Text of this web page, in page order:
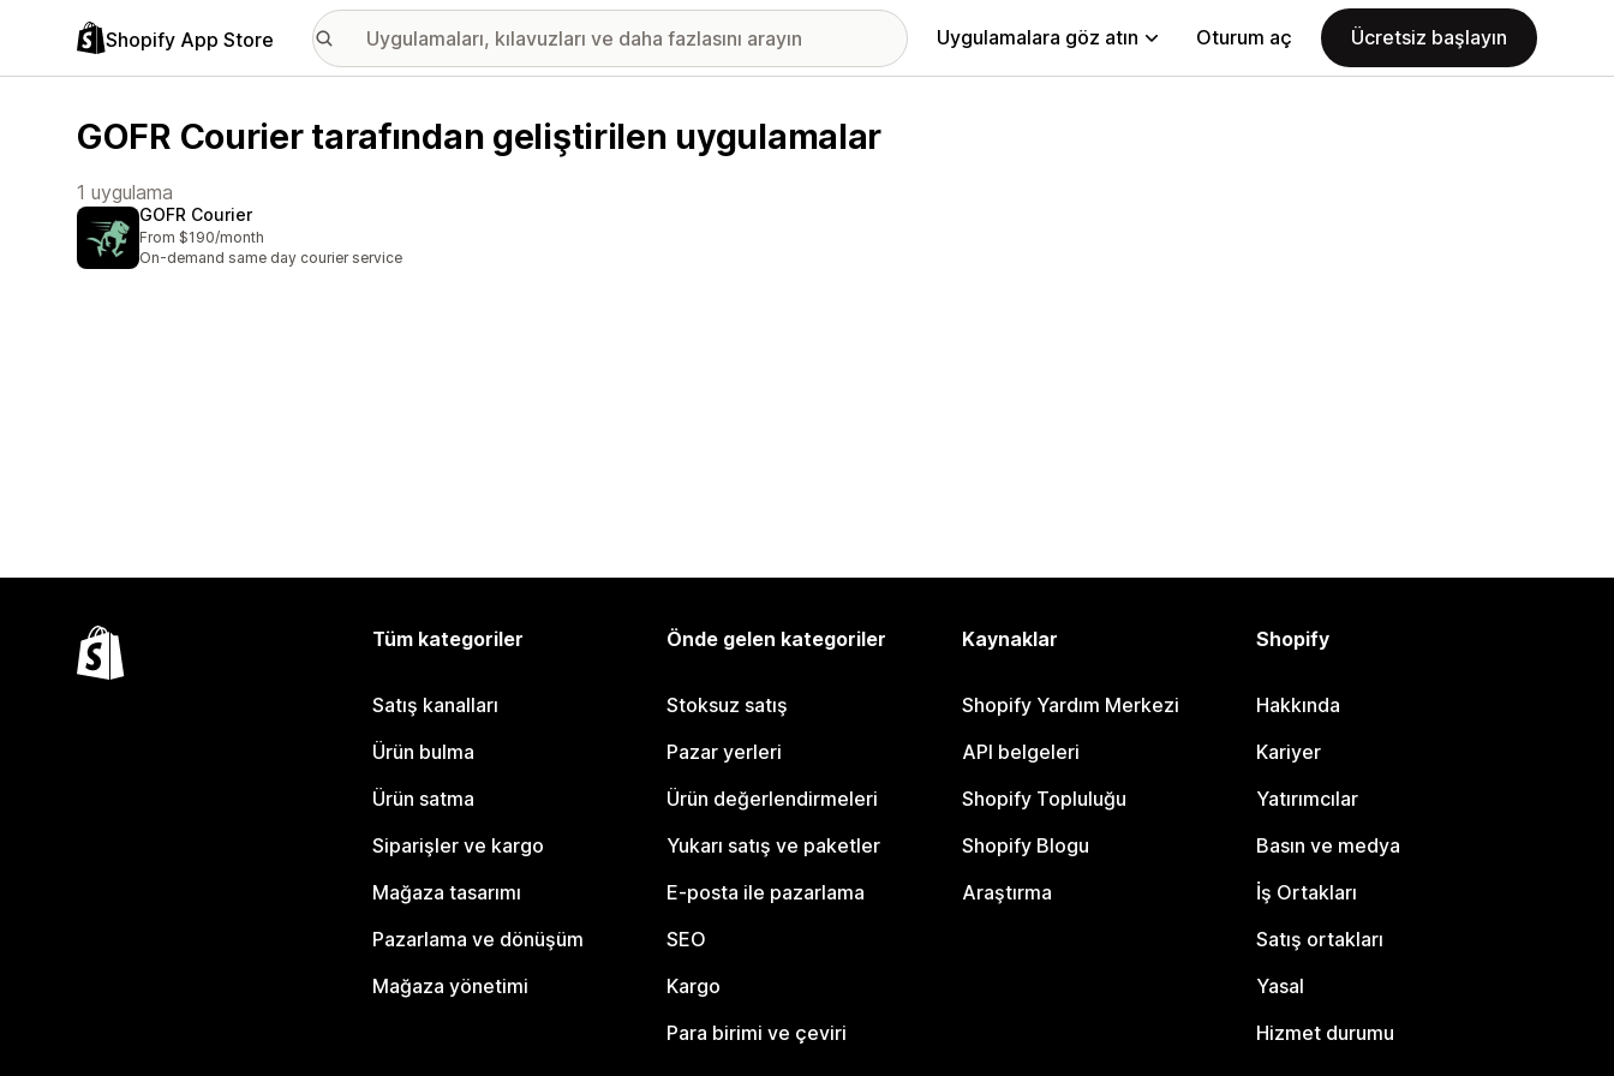
Shopify App Store Uygulamalara göz atın Oturum aç Ücretsiz başlayın
GOFR Courier tarafından geliştirilen uygulamalar
1 uygulama
GOFR Courier
From $190/month
On-demand same day courier service
Tüm kategoriler
Satış kanalları
Ürün bulma
Ürün satma
Siparişler ve kargo
Mağaza tasarımı
Pazarlama ve dönüşüm
Mağaza yönetimi
Önde gelen kategoriler
Stoksuz satış
Pazar yerleri
Ürün değerlendirmeleri
Yukarı satış ve paketler
E-posta ile pazarlama
SEO
Kargo
Para birimi ve çeviri
Kaynaklar
Shopify Yardım Merkezi
API belgeleri
Shopify Topluluğu
Shopify Blogu
Araştırma
Shopify
Hakkında
Kariyer
Yatırımcılar
Basın ve medya
İş Ortakları
Satış ortakları
Yasal
Hizmet durumu